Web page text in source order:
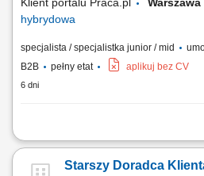
hybrydowa
specjalista / specjalistka junior / mid
B2B
pełny etat aplikuj bez CV
6 dni
Samodzielne docieranie do sektora
kompetencji doradczych zmierzający do
Starszy Doradca